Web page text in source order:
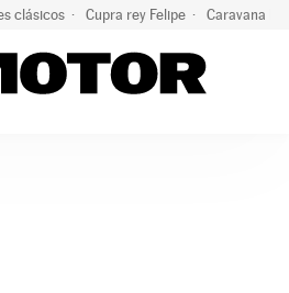
clásicos Cupra rey Felipe Caravana